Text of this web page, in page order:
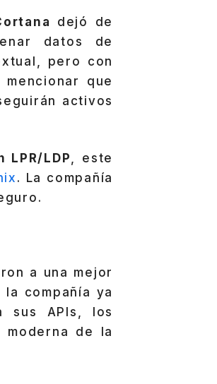
dejó de
datos de
pero con
que
activos
LDP, este
. La compañía
a una mejor
compañía ya
sus APIs, los
de la